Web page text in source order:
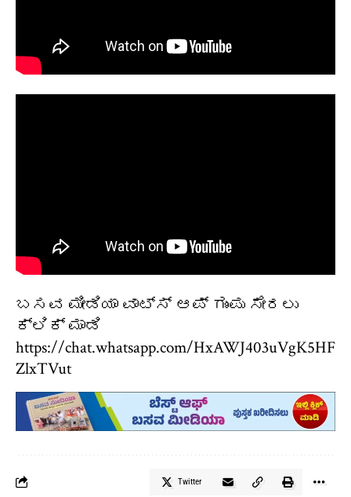
ಬಸವ ಮೀಡಿಯಾ ವಾಟ್ಸ್ ಆಪ್ ಗುಂಪು ಸೇರಲು
ಕ್ಲಿಕ್ ಮಾಡಿ
https://chat.whatsapp.com/HxAWJ403uVgK5HF
ZlxTVut
Twitter